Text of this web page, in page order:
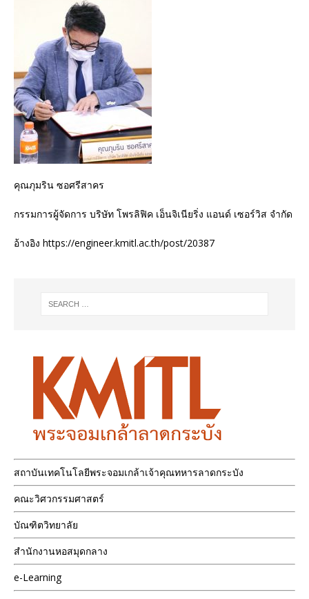
คุณภุมริน ซอศรีสาคร
กรรมการผู้จัดการ บริษัท โพรลิฟิค เอ็นจิเนียริ่ง แอนด์ เซอร์วิส จำกัด
อ้างอิง https://engineer.kmitl.ac.th/post/20387
สถาบันเทคโนโลยีพระจอมเกล้าเจ้าคุณทหารลาดกระบัง
คณะวิศวกรรมศาสตร์
บัณฑิตวิทยาลัย
สำนักงานหอสมุดกลาง
e-Learning